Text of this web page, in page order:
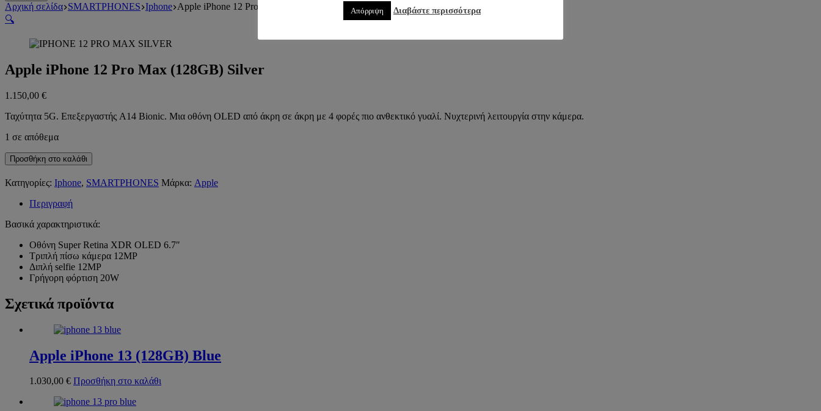
Αρχική σελίδα SMARTPHONES Iphone Apple iPhone 12 Pro Max (128GB) Silver
🔍
Apple iPhone 12 Pro Max (128GB) Silver
1.150,00 €
Ταχύτητα 5G. Επεξεργαστής A14 Bionic. Μια οθόνη OLED από άκρη σε άκρη με 4 φορές πιο ανθεκτικό γυαλί. Νυχτερινή λειτουργία στην κάμερα.
1 σε απόθεμα
Apple
iPhone
12
Max
Silver
Προσθήκη στο καλάθι
Κατηγορίες: Iphone, SMARTPHONES Μάρκα: Apple
Περιγραφή
Βασικά χαρακτηριστικά:
Οθόνη Super Retina XDR OLED 6.7″
Τριπλή πίσω κάμερα 12MP
Διπλή selfie 12MP
Γρήγορη φόρτιση 20W
Σχετικά προϊόντα
Apple iPhone 13 (128GB) Blue
1.030,00 € Προσθήκη στο καλάθι
Απόρριψη Διαβάστε περισσότερα